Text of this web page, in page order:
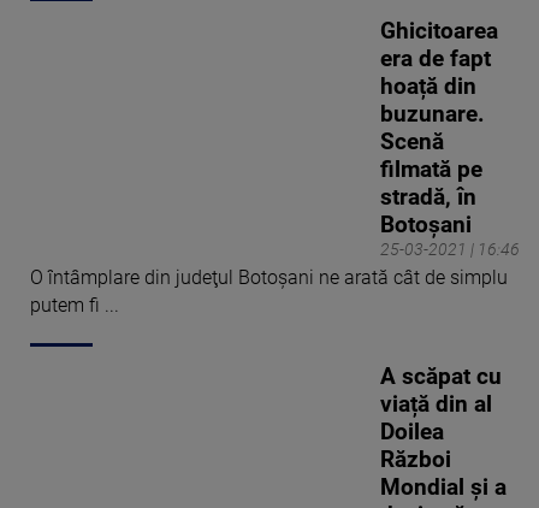
25-03-2021 | 16:46
Ghicitoarea
era de fapt
hoață din
buzunare.
Scenă
filmată pe
stradă, în
Botoşani
O întâmplare din judeţul Botoşani ne arată cât de simplu
putem fi ...
A scăpat cu
viață din al
Doilea
Război
Mondial și a